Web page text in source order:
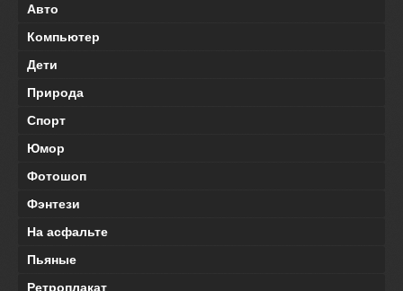
Авто
Компьютер
Дети
Природа
Спорт
Юмор
Фотошоп
Фэнтези
На асфальте
Пьяные
Ретроплакат